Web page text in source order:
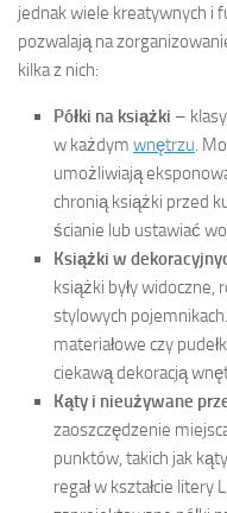
jednak wiele kreatywnych i
pozwalają na
kilka z nich:
Półki na książki –
w każdym wnętrzu.
umożliwiają
chronią książki przed
ścianie lub ustawiać
Książki w
książki były widoczne,
stylowych
materiałowe czy
ciekawą dekoracją
Kąty i nieużywane
zaoszczędzenie
punktów, takich jak
regał w kształcie litery